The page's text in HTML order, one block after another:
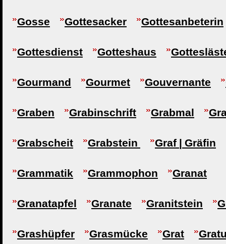
Gosse Gottesacker Gottesanbeterin
Gottesdienst Gotteshaus
Gourmand Gourmet Gouvernante
Graben Grabinschrift Grabmal
Grabscheit Grabstein Graf | Gräfin
Grammatik Grammophon Granat
Granatapfel Granate Granitstein
Grashüpfer Grasmücke Grat